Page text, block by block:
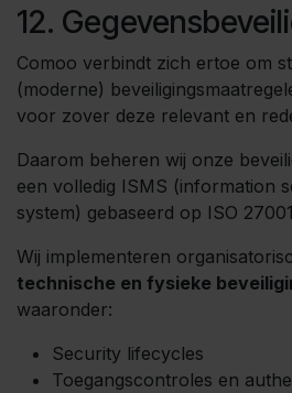
12.
Comoo verbindt zich ertoe om
(moderne)
voor zover deze relevant en
Daarom beheren wij onze
een volledig ISMS (information
system) gebaseerd op ISO
Wij implementeren
technische en fysieke
waaronder:
Security lifecycles
Toegangscontroles en